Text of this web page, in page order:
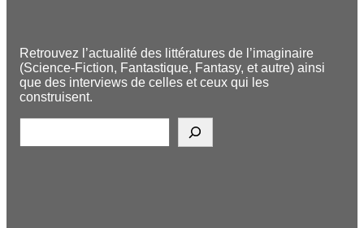
Retrouvez l’actualité des littératures de l’imaginaire
(Science-Fiction, Fantastique, Fantasy, et autre) ainsi
que des interviews de celles et ceux qui les
construisent.